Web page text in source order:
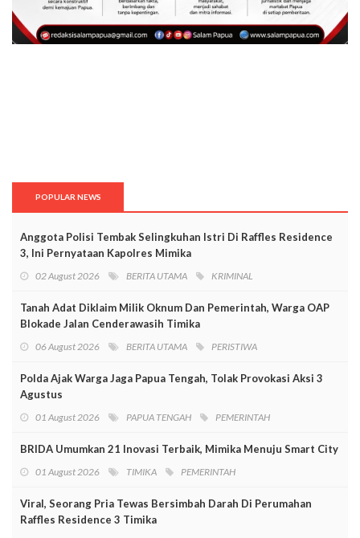
POPULAR NEWS
Anggota Polisi Tembak Selingkuhan Istri Di Raffles Residence
3, Ini Pernyataan Kapolres Mimika
02 August 2026 BERITA UTAMA KRIMINAL
Tanah Adat Diklaim Milik Oknum Dan Pemerintah, Warga OAP
Blokade Jalan Cenderawasih Timika
06 August 2026 BERITA UTAMA PERISTIWA
Polda Ajak Warga Jaga Papua Tengah, Tolak Provokasi Aksi 3
Agustus
01 August 2026 PAPUA TENGAH PEMERINTAH
BRIDA Umumkan 21 Inovasi Terbaik, Mimika Menuju Smart City
01 August 2026 TIMIKA PEMERINTAH
Viral, Seorang Pria Tewas Bersimbah Darah Di Perumahan
Raffles Residence 3 Timika